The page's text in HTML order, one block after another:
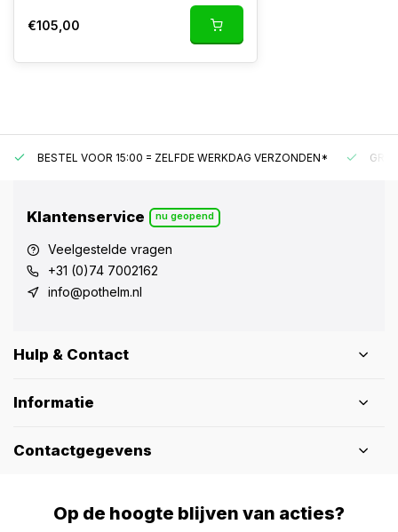
€105,00
BESTEL VOOR 15:00 = ZELFDE WERKDAG VERZONDEN*
Klantenservice nu geopend
Veelgestelde vragen
+31 (0)74 7002162
info@pothelm.nl
Hulp & Contact
Informatie
Contactgegevens
Op de hoogte blijven van acties?